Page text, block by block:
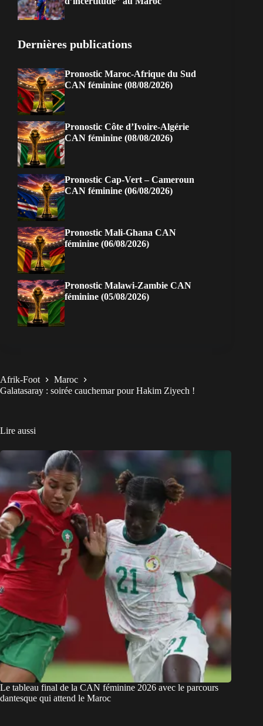
Dernières publications
Pronostic Maroc-Afrique du Sud
CAN féminine (08/08/2026)
Pronostic Côte d’Ivoire-Algérie
CAN féminine (08/08/2026)
Pronostic Cap-Vert – Cameroun
CAN féminine (06/08/2026)
Pronostic Mali-Ghana CAN
féminine (06/08/2026)
Pronostic Malawi-Zambie CAN
féminine (05/08/2026)
Afrik-Foot
Maroc
Galatasaray : soirée cauchemar pour Hakim Ziyech !
Lire aussi
Le tableau final de la CAN féminine 2026 avec le parcours
dantesque qui attend le Maroc